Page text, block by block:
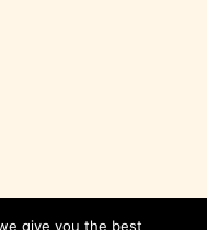
give you the best